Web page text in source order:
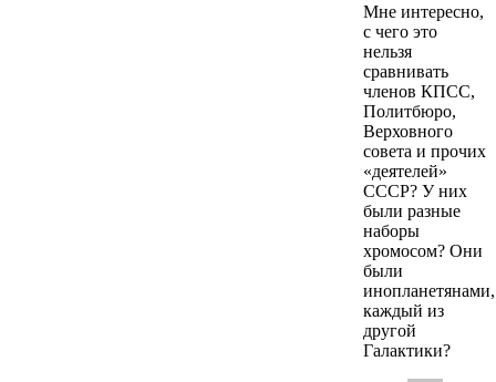
Мне интересно,
с чего это
нельзя
сравнивать
членов КПСС,
Политбюро,
Верховного
совета и прочих
«деятелей»
СССР? У них
были разные
наборы
хромосом? Они
были
инопланетянами,
каждый из
другой
Галактики?